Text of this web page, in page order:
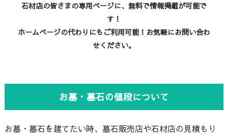
石材店の皆さまの専用ページに、無料で情報掲載が可能で
す！
ホームページの代わりにもご利用可能！お気軽にお問い合わ
せください。
お墓・墓石の値段について
お墓・墓石を建てたい時、墓石販売店や石材店の見積もり